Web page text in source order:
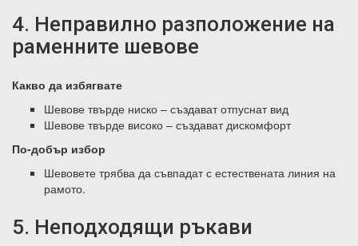
4. Неправилно разположение на
раменните шевове
Какво да избягвате
Шевове твърде ниско – създават отпуснат вид
Шевове твърде високо – създават дискомфорт
По-добър избор
Шевовете трябва да съвпадат с естествената линия на
рамото.
5. Неподходящи ръкави